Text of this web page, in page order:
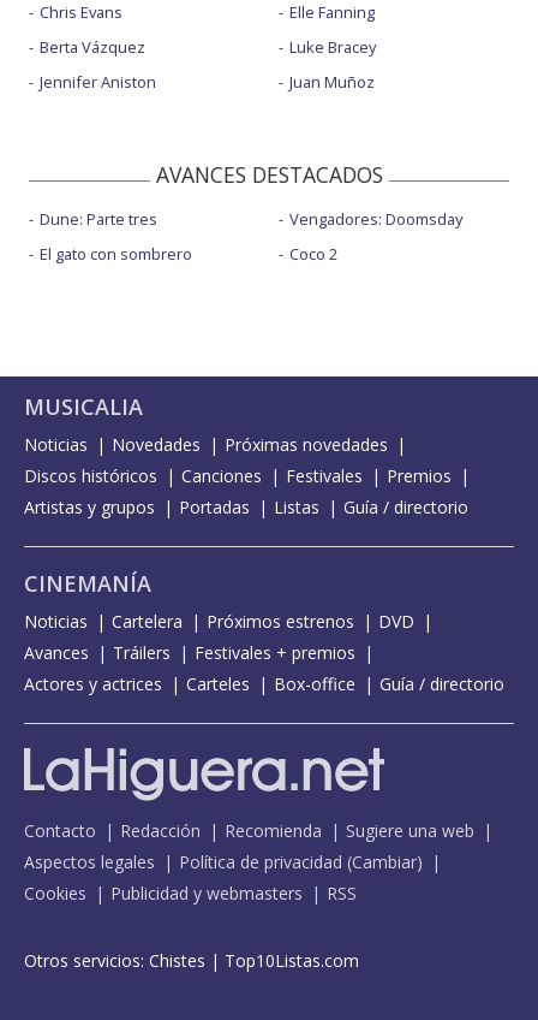
Chris Evans
Berta Vázquez
Jennifer Aniston
Elle Fanning
Luke Bracey
Juan Muñoz
AVANCES DESTACADOS
Dune: Parte tres
El gato con sombrero
Vengadores: Doomsday
Coco 2
MUSICALIA
Noticias Novedades
Próximas novedades
Discos históricos
Canciones Festivales
Premios
Artistas y grupos
Portadas Listas Guía / directorio
CINEMANÍA
Noticias Cartelera Próximos estrenos
DVD
Avances
Tráilers
Festivales + premios
Actores y actrices
Carteles Box-office Guía / directorio
Contacto Redacción Recomienda
Sugiere una web
Aspectos legales
Política de privacidad (Cambiar)
Cookies
Publicidad y webmasters RSS
Otros servicios: Chistes | Top10Listas.com